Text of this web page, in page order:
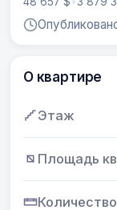
О квартире
Этаж
Площадь